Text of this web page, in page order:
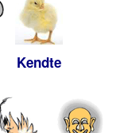
Kendte